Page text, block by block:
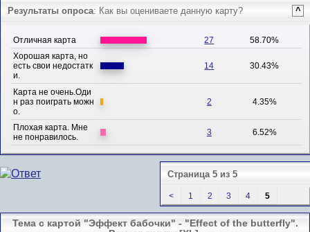
Результаты опроса: Как вы оцениваете данную карту? ^
Отличная карта 27
58.70%
Хорошая карта, но
есть свои недостатк
и.
14 30.43%
Карта не очень.Оди
н раз поиграть можн
о.
2 4.35%
Плохая карта. Мне
не понравилось.
3 6.52%
Страница 5 из 5
< 1 2 3 4 5
Тема с картой "Эффект бабочки" - "Effect of the butterfly".